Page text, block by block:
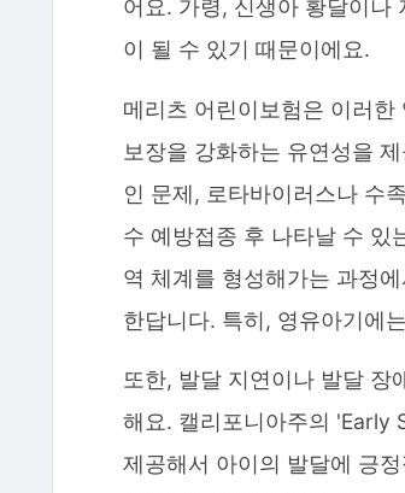
어요. 가령, 신생아 황달이나
이 될 수 있기 때문이에요.
메리츠 어린이보험은 이러
보장을 강화하는 유연성을
인 문제, 로타바이러스나 수
수 예방접종 후 나타날 수 있
역 체계를 형성해가는 과정
한답니다. 특히, 영유아기에
또한, 발달 지연이나 발달 장
해요. 캘리포니아주의 'Early
제공해서 아이의 발달에 긍